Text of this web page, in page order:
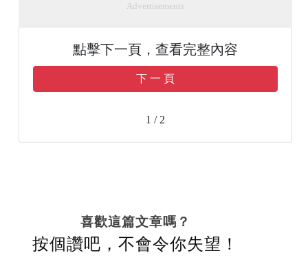
Advertisements
點擊下一頁，查看完整內容
下 一 頁
1 / 2
喜歡這篇文章嗎？
按個讚吧，不會令你失望！